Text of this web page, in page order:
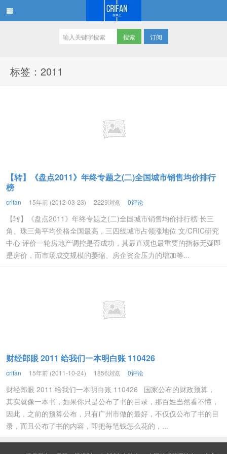
订阅
标签：2011
【转】《盘点2011》年终专题之(二)全国城市销售均价排行
榜
crifan 15年前 (2012-03-23) 2229浏览 0评论
【转】《盘点2011》年终专题之(二)全国城市销售均价排行榜 长三
角、珠三角平均价格全国最高，三四线城市占领涨地位 文/CRIC研究
中心 评价一轮房地产调控是否成功，其最直观也最重要的指标无疑即
是房价，而市场成交规模的萎缩、房企资金压力的增加等...
财经郎眼 2011 给我们一本明白账 110426
crifan 15年前 (2011-10-24) 1856浏览 0评论
财经郎眼 2011 给我们一本明白账 110426 国家公布的财政预算，
其实就像一本书，如果你只是公布了书的目录，那百姓当然看不懂，
因此，之前的预算公布，只有广州市做的最好，不仅仅公布了书的目
录，而且公布了书的内容，即把每笔钱怎么花的，...